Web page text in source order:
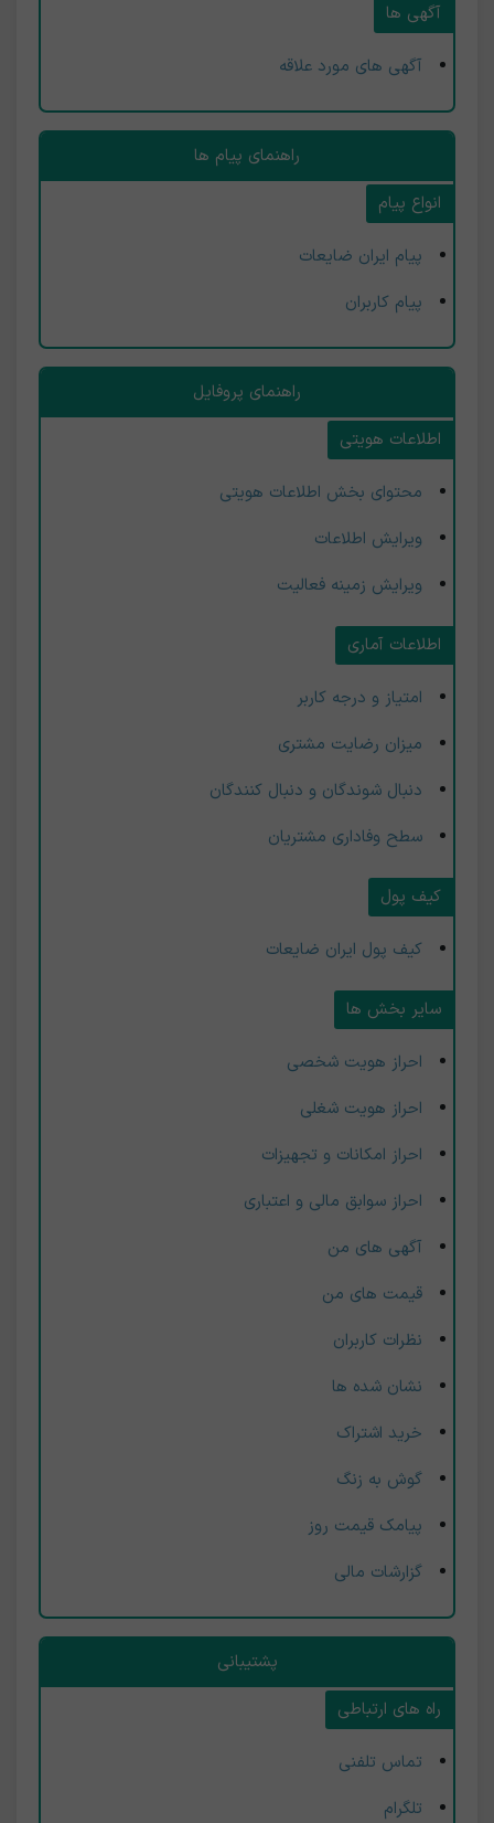
آگهی ها
آگهی های مورد علاقه
راهنمای پیام ها
انواع پیام
پیام ایران ضایعات
پیام کاربران
راهنمای پروفایل
اطلاعات هویتی
محتوای بخش اطلاعات هویتی
ویرایش اطلاعات
ویرایش زمینه فعالیت
اطلاعات آماری
امتیاز و درجه کاربر
میزان رضایت مشتری
دنبال شوندگان و دنبال کنندگان
سطح وفاداری مشتریان
کیف پول
کیف پول ایران ضایعات
سایر بخش ها
احراز هویت شخصی
احراز هویت شغلی
احراز امکانات و تجهیزات
احراز سوابق مالی و اعتباری
آگهی های من
قیمت های من
نظرات کاربران
نشان شده ها
خرید اشتراک
گوش به زنگ
پیامک قیمت روز
گزارشات مالی
پشتیبانی
راه های ارتباطی
تماس تلفنی
تلگرام